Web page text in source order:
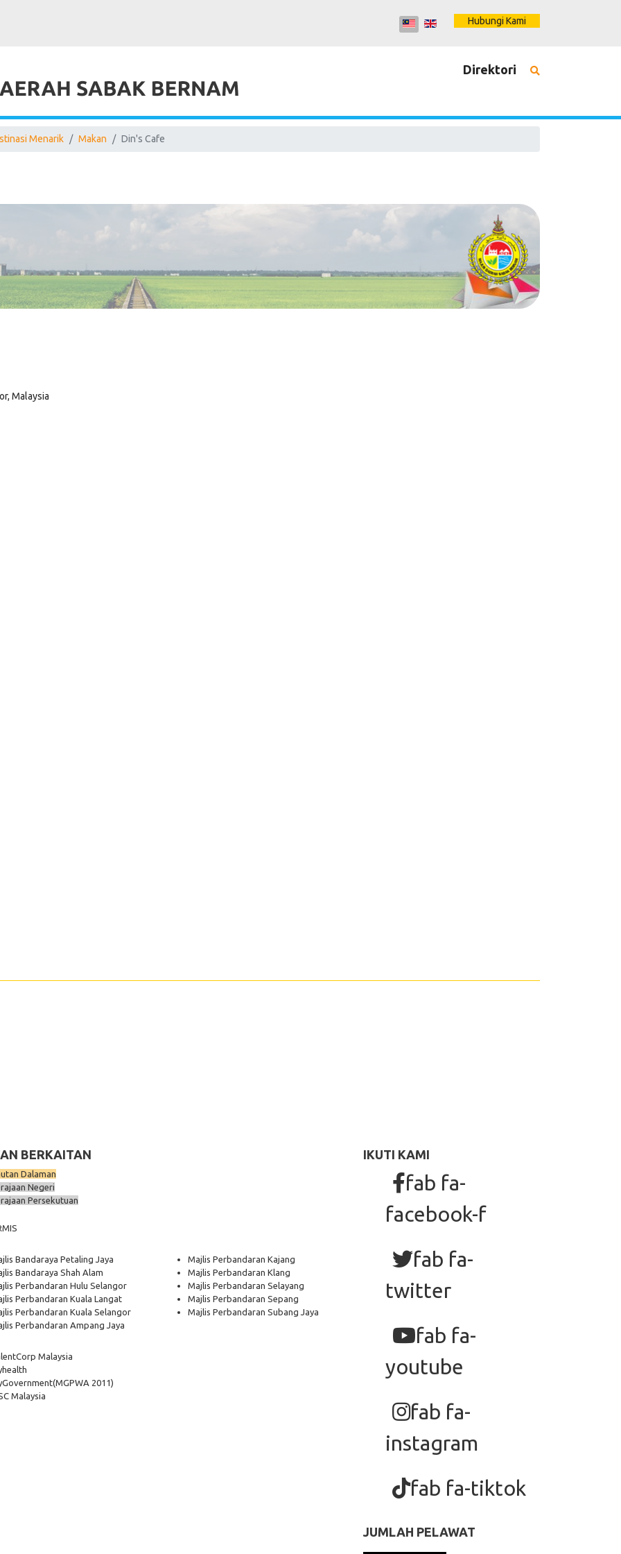
Hubungi Kami
Direktori
Menarik Makan Din's Cafe
Malaysia
BERKAITAN
Dalaman
Negeri
Persekutuan
Bandaraya Petaling Jaya
Bandaraya Shah Alam
Perbandaran Hulu Selangor
Perbandaran Kuala Langat
Perbandaran Kuala Selangor
Perbandaran Ampang Jaya
Majlis Perbandaran Kajang
Majlis Perbandaran Klang
Majlis Perbandaran Selayang
Majlis Perbandaran Sepang
Majlis Perbandaran Subang Jaya
Malaysia
(MGPWA 2011)
Malaysia
IKUTI KAMI
fab fa-
facebook-f
fab fa-
twitter
fab fa-
youtube
fab fa-
instagram
fab fa-tiktok
JUMLAH PELAWAT